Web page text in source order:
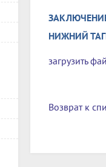
НИЖНИЙ
загрузить
Возврат к